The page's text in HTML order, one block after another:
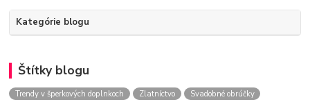
Kategórie blogu
Štítky blogu
Trendy v šperkových doplnkoch Zlatníctvo Svadobné obrúčky